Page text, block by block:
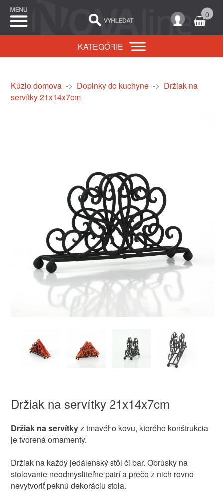
0
KATEGÓRIE
Kúzlo domova-> Doplnky do kuchyne-> Držiak na
servítky 21x14x7cm
Držiak na servítky 21x14x7cm
Držiak na servítkyz tmavého kovu, ktorého konštrukcia
je tvorená ornamenty.
Držiak na každý jedálenský stôl či bar. Obrúsky na
stolovanie neodmysliteľne patrí a prečo z nich rovno
nevytvoriť peknú dekoráciu stola.